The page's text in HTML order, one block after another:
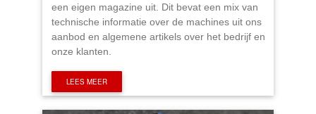
een eigen magazine uit. Dit bevat een mix van
technische informatie over de machines uit ons
aanbod en algemene artikels over het bedrijf en
onze klanten.
LEES MEER